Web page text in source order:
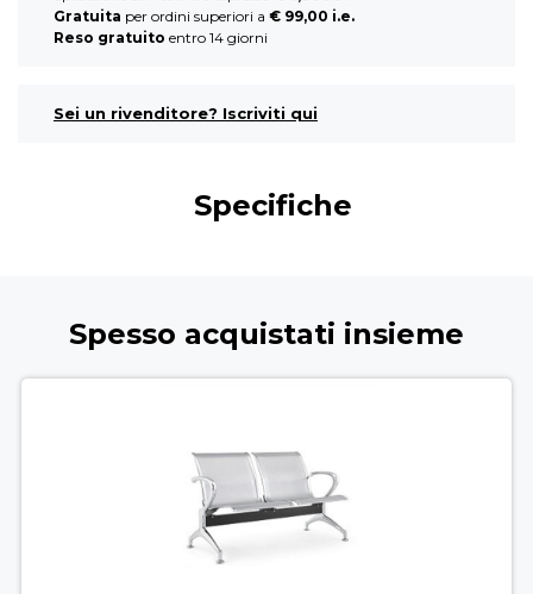
Gratuita per ordini superiori a € 99,00 i.e.
Reso gratuito entro 14 giorni
Sei un rivenditore? Iscriviti qui
Specifiche
Spesso acquistati insieme